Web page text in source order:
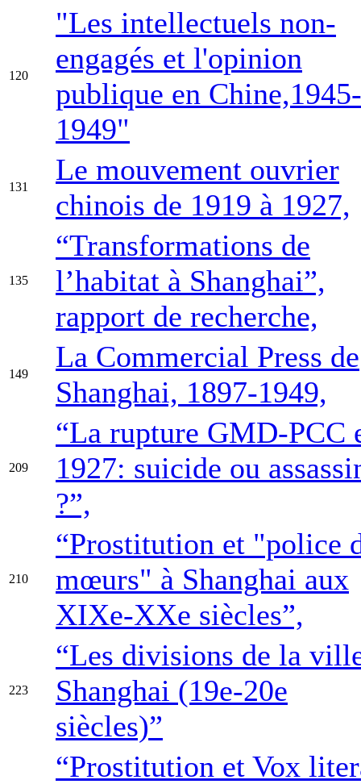
120
"Les intellectuels non-
engagés et l'opinion
publique en Chine,1945-
1949"
131
Le mouvement ouvrier
chinois de 1919 à 1927,
135
“Transformations de
l’habitat à Shanghai”,
rapport de recherche,
149
La Commercial Press de
Shanghai, 1897-1949,
209
“La rupture GMD-PCC
1927: suicide ou
?”,
210
“Prostitution et "police
mœurs" à Shanghai aux
XIXe-XXe siècles”,
223
“Les divisions de la
Shanghai (19e-20e
siècles)”
“Prostitution et Vox